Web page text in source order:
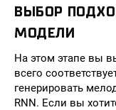
ВЫБОР
МОДЕЛИ
На этом этапе вы
всего
генерировать
RNN. Если вы